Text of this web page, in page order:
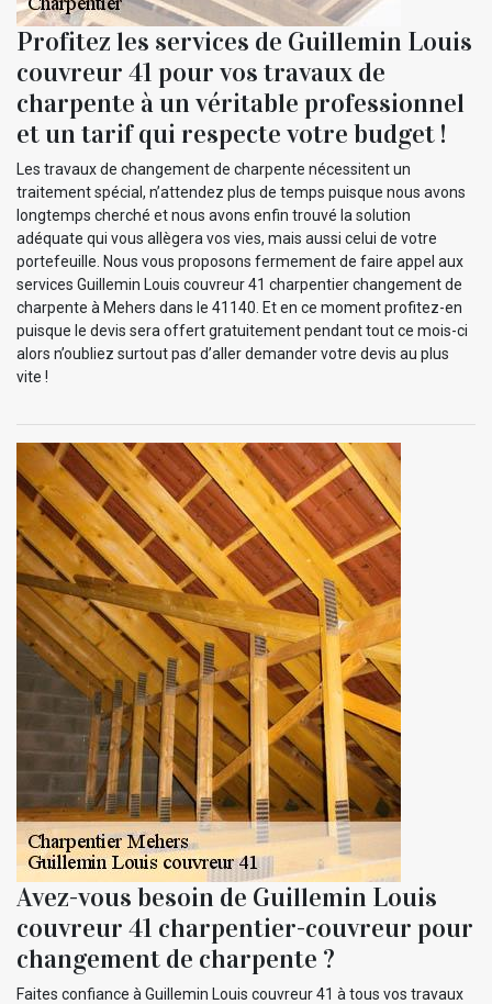
Profitez les services de Guillemin Louis
couvreur 41 pour vos travaux de
charpente à un véritable professionnel
et un tarif qui respecte votre budget !
Les travaux de changement de charpente nécessitent un
traitement spécial, n’attendez plus de temps puisque nous avons
longtemps cherché et nous avons enfin trouvé la solution
adéquate qui vous allègera vos vies, mais aussi celui de votre
portefeuille. Nous vous proposons fermement de faire appel aux
services Guillemin Louis couvreur 41 charpentier changement de
charpente à Mehers dans le 41140. Et en ce moment profitez-en
puisque le devis sera offert gratuitement pendant tout ce mois-ci
alors n’oubliez surtout pas d’aller demander votre devis au plus
vite !
Avez-vous besoin de Guillemin Louis
couvreur 41 charpentier-couvreur pour
changement de charpente ?
Faites confiance à Guillemin Louis couvreur 41 à tous vos travaux